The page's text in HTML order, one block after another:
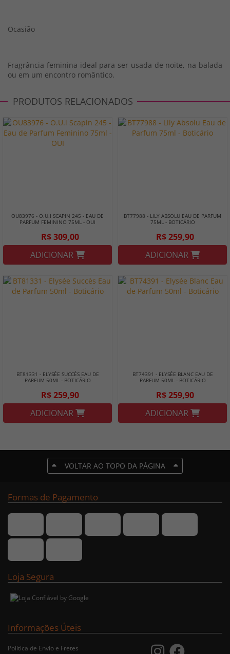
Ocasião
Fragrância feminina ideal para ser usada de noite, na balada
ou em um encontro romântico.
PRODUTOS RELACIONADOS
OU83976 - O.U.I SCAPIN 245 - EAU DE
PARFUM FEMININO 75ML - OUI
R$ 309,00
ADICIONAR
BT77988 - LILY ABSOLU EAU DE PARFUM
75ML - BOTICÁRIO
R$ 259,90
ADICIONAR
BT81331 - ELYSÉE SUCCÈS EAU DE
PARFUM 50ML - BOTICÁRIO
R$ 259,90
ADICIONAR
BT74391 - ELYSÉE BLANC EAU DE
PARFUM 50ML - BOTICÁRIO
R$ 259,90
ADICIONAR
VOLTAR AO TOPO DA PÁGINA
Formas de Pagamento
Loja Segura
Informações Úteis
Política de Envio e Fretes